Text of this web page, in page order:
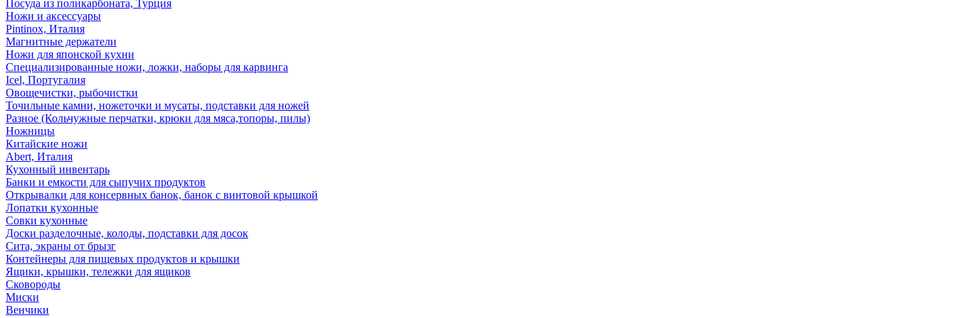
Посуда из поликарбоната, Турция
Ножи и аксессуары
Pintinox, Италия
Магнитные держатели
Ножи для японской кухни
Специализированные ножи, ложки, наборы для карвинга
Icel, Португалия
Овощечистки, рыбочистки
Точильные камни, ножеточки и мусаты, подставки для ножей
Разное (Кольчужные перчатки, крюки для мяса,топоры, пилы)
Ножницы
Китайские ножи
Abert, Италия
Кухонный инвентарь
Банки и емкости для сыпучих продуктов
Открывалки для консервных банок, банок с винтовой крышкой
Лопатки кухонные
Совки кухонные
Доски разделочные, колоды, подставки для досок
Сита, экраны от брызг
Контейнеры для пищевых продуктов и крышки
Ящики, крышки, тележки для ящиков
Сковороды
Миски
Венчики